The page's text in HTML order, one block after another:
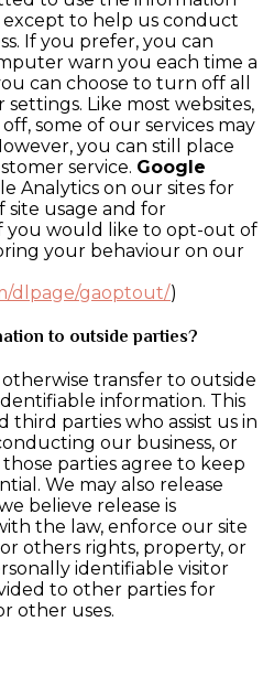
to help us conduct
If you prefer, you can
warn you each time a
can choose to turn off all
Like most websites,
some of our services may
you can still place
service. Google
Analytics on our sites for
usage and for
you would like to opt-out of
your behaviour on our
dlpage/gaoptout/)
to outside parties?
transfer to outside
information. This
parties who assist us in
our business, or
parties agree to keep
We may also release
believe release is
the law, enforce our site
others rights, property, or
identifiable visitor
to other parties for
other uses.